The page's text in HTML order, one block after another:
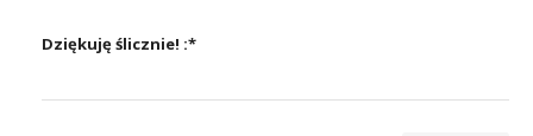
Dziękuję ślicznie! :*